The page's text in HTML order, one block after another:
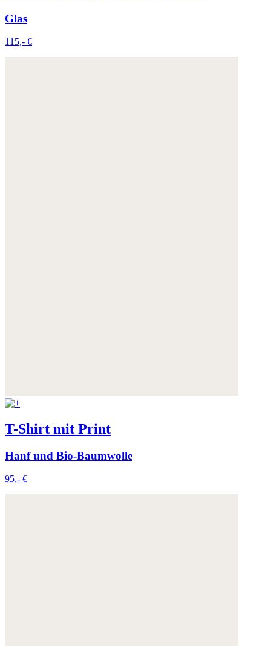
Glas
115,- €
T-Shirt mit Print
Hanf und Bio-Baumwolle
95,- €